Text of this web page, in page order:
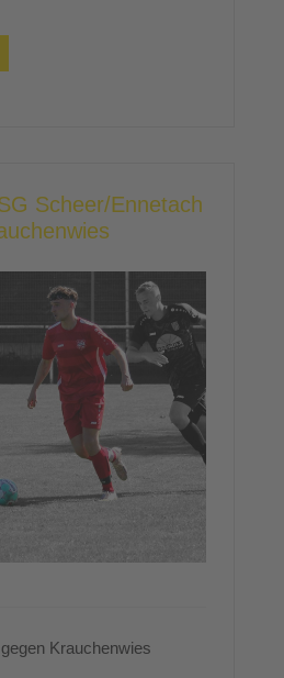
Scheer/Ennetach
Krauchenwies